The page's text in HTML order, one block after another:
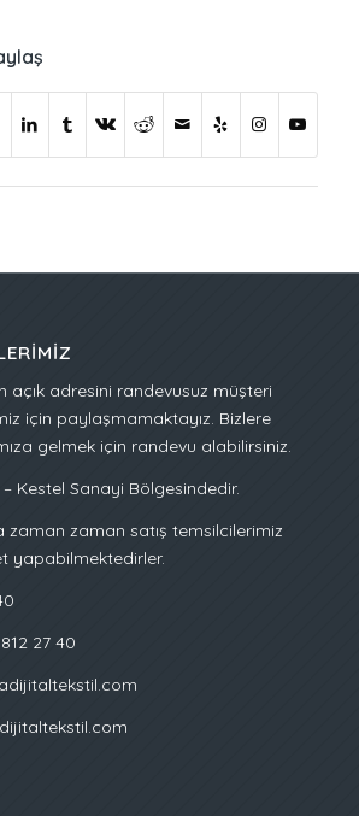
açık adresini randevusuz müşteri
için paylaşmamaktayız. Bizlere
gelmek için randevu alabilirsiniz.
Kestel Sanayi Bölgesindedir.
zaman zaman satış temsilcilerimiz
yapabilmektedirler.
27 40